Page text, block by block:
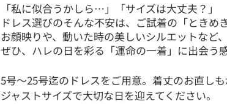
「私に似合うかしら…」「サイズは大丈夫？」
ドレス選びのそんな不安は、ご試着の「ときめ
お顔映りや、動いた時の美しいシルエットなど
ぜひ、ハレの日を彩る「運命の一着」に出会う
5号～25号迄のドレスをご用意。​着丈のお直しも
ジャストサイズで大切な日を迎えてください。